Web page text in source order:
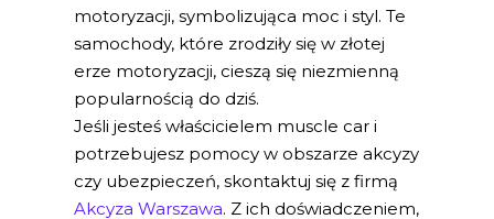
motoryzacji, symbolizująca moc i styl. Te
samochody, które zrodziły się w złotej
erze motoryzacji, cieszą się niezmienną
popularnością do dziś.
Jeśli jesteś właścicielem muscle car i
potrzebujesz pomocy w obszarze akcyzy
czy ubezpieczeń, skontaktuj się z firmą
Akcyza Warszawa. Z ich doświadczeniem,